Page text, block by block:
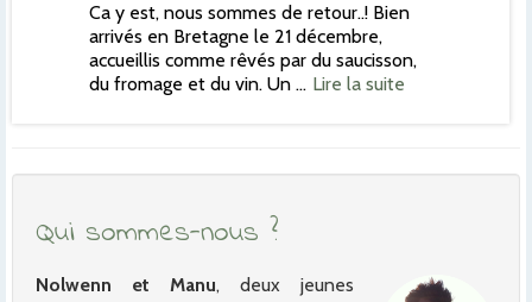
Ca y est, nous sommes de retour..! Bien
arrivés en Bretagne le 21 décembre,
accueillis comme rêvés par du saucisson,
du fromage et du vin. Un … Lire la suite
Qui sommes-nous ?
Nolwenn et Manu, deux jeunes